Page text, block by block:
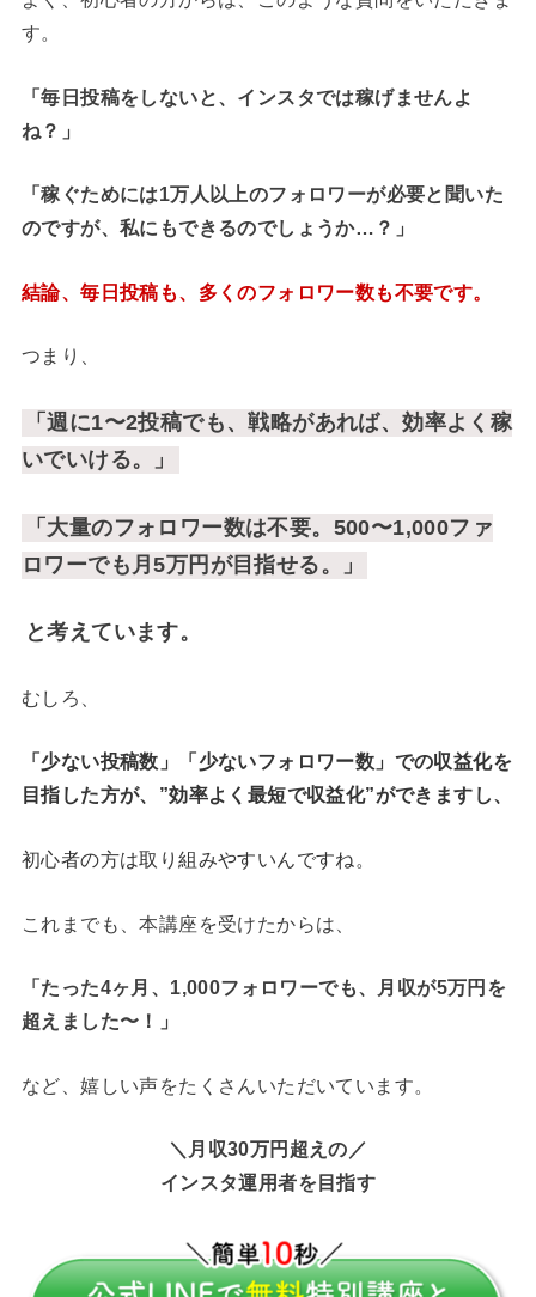
す。
「毎日投稿をしないと、インスタでは稼げませんよ
ね？」
「稼ぐためには1万人以上のフォロワーが必要と聞いた
のですが、私にもできるのでしょうか…？」
結論、毎日投稿も、多くのフォロワー数も不要です。
つまり、
「週に1〜2投稿でも、戦略があれば、効率よく稼
いでいける。」
「大量のフォロワー数は不要。500〜1,000ファ
ロワーでも月5万円が目指せる。」
と考えています。
むしろ、
「少ない投稿数」「少ないフォロワー数」での収益化を
目指した方が、”効率よく最短で収益化”ができますし、
初心者の方は取り組みやすいんですね。
これまでも、本講座を受けたからは、
「たった4ヶ月、1,000フォロワーでも、月収が5万円を
超えました〜！
」
など、嬉しい声をたくさんいただいています。
＼月収30万円超えの／
インスタ運用者を目指す